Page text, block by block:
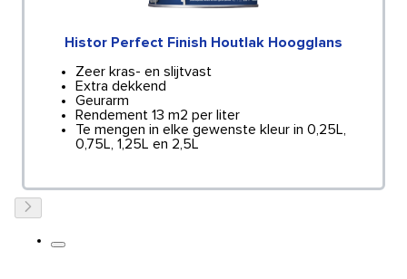
Histor Perfect Finish Houtlak Hoogglans
Zeer kras- en slijtvast
Extra dekkend
Geurarm
Rendement 13 m2 per liter
Te mengen in elke gewenste kleur in 0,25L,
0,75L, 1,25L en 2,5L